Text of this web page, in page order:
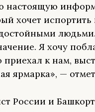
настоящую
хочет
Я хочу
приехал к нам,
ярмарка», —
России и